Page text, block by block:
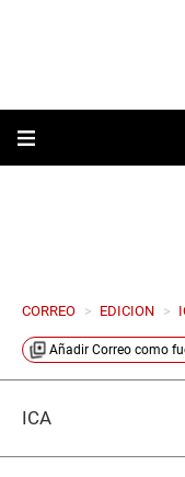
CORREO > EDICION >
Añadir Correo como
ICA